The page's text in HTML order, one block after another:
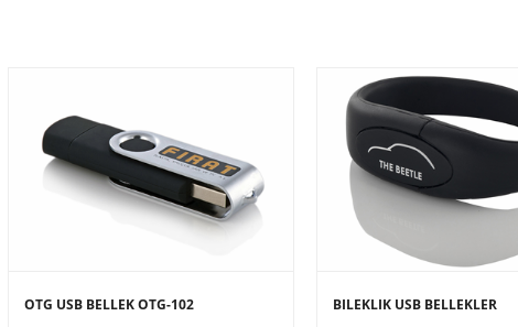
OTG USB BELLEK OTG-102 BILEKLIK USB BELLEKLER